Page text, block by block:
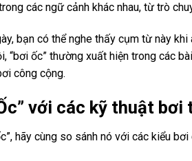
các ngữ cảnh khác nhau, từ trò
bạn có thể nghe thấy cụm từ này
“bơi ốc” thường xuất hiện trong các
công cộng.
với các kỹ thuật bơi
hãy cùng so sánh nó với các kiểu